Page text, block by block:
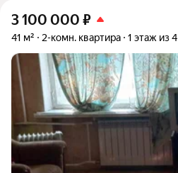
3 100 000 ₽
41 м² 2-комн. квартира 1 этаж из 4